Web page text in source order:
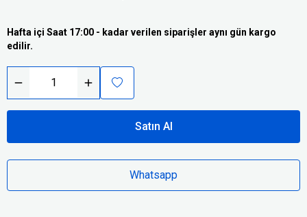
Hafta içi Saat 17:00 - kadar verilen siparişler aynı gün kargo
edilir.
Satın Al
Whatsapp